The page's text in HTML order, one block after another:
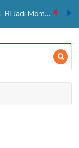
Karnaval Pembangunan HUT ke 81 RI Jadi Momentum Perkuat Persatuan di Merauke